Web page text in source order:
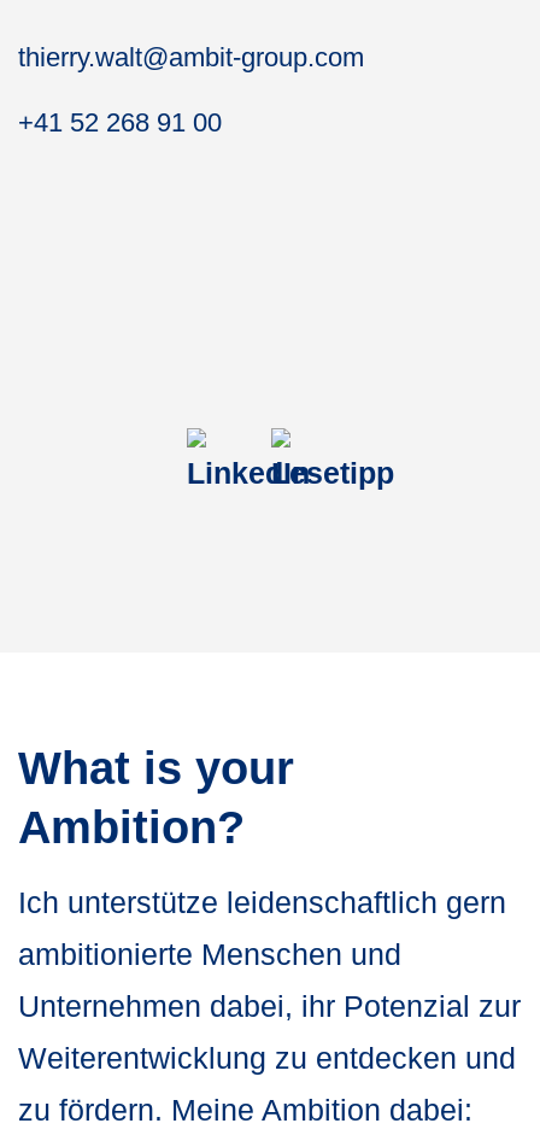
thierry.walt@ambit-group.com
+41 52 268 91 00
What is your
Ambition?
Ich unterstütze leidenschaftlich gern
ambitionierte Menschen und
Unternehmen dabei, ihr Potenzial zur
Weiterentwicklung zu entdecken und
zu fördern. Meine Ambition dabei: